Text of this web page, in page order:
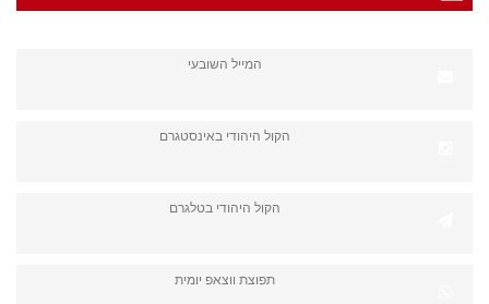
המייל השובעי
הקול היהודי באינסטגרם
הקול היהודי בטלגרם
תפוצת ווצאפ יומית